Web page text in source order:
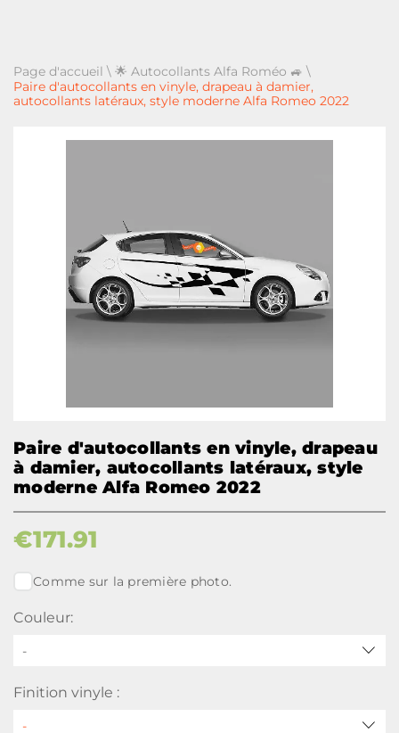
Page d'accueil \ 🌟 Autocollants Alfa Roméo 🚙 \
Paire d'autocollants en vinyle, drapeau à damier,
autocollants latéraux, style moderne Alfa Romeo 2022
Paire d'autocollants en vinyle, drapeau
à damier, autocollants latéraux, style
moderne Alfa Romeo 2022
€171.91
Comme sur la première photo.
Couleur:
-
Finition vinyle :